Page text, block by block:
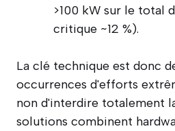
>100 kW sur le total
critique ~12 %).
La clé technique est donc
occurrences d'efforts
non d'interdire totalement
solutions combinent